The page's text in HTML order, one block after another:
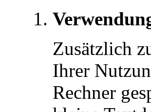
Zusätzlich
Ihrer
Rechner